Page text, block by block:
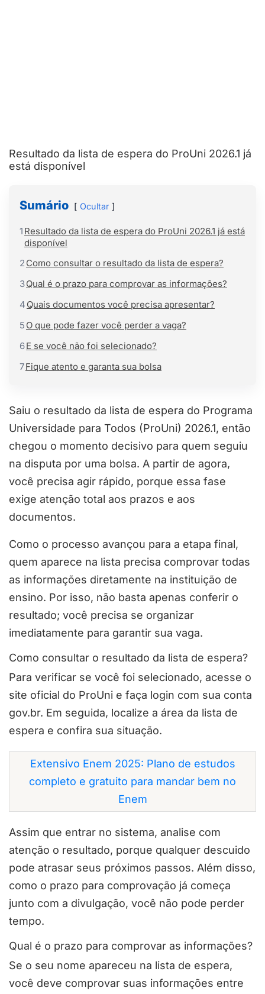
Resultado da lista de espera do ProUni 2026.1 já
está disponível
Sumário Ocultar
1 Resultado da lista de espera do ProUni 2026.1 já está
disponível
2 Como consultar o resultado da lista de espera?
3Qual é o prazo para comprovar as informações?
4 Quais documentos você precisa apresentar?
5 O que pode fazer você perder a vaga?
6E se você não foi selecionado?
7Fique atento e garanta sua bolsa
Saiu o resultado da lista de espera do Programa
Universidade para Todos (ProUni) 2026.1, então
chegou o momento decisivo para quem seguiu
na disputa por uma bolsa. A partir de agora,
você precisa agir rápido, porque essa fase
exige atenção total aos prazos e aos
documentos.
Como o processo avançou para a etapa final,
quem aparece na lista precisa comprovar todas
as informações diretamente na instituição de
ensino. Por isso, não basta apenas conferir o
resultado; você precisa se organizar
imediatamente para garantir sua vaga.
Como consultar o resultado da lista de espera?
Para verificar se você foi selecionado, acesse o
site oficial do ProUni e faça login com sua conta
gov.br. Em seguida, localize a área da lista de
espera e confira sua situação.
Extensivo Enem 2025: Plano de estudos
completo e gratuito para mandar bem no
Enem
Assim que entrar no sistema, analise com
atenção o resultado, porque qualquer descuido
pode atrasar seus próximos passos. Além disso,
como o prazo para comprovação já começa
junto com a divulgação, você não pode perder
tempo.
Qual é o prazo para comprovar as informações?
Se o seu nome apareceu na lista de espera,
você deve comprovar suas informações entre